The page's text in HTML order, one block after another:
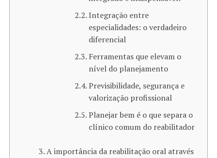
Integração entre
especialidades: o verdadeiro
diferencial
Ferramentas que elevam o
nível do planejamento
Previsibilidade, segurança e
valorização profissional
Planejar bem é o que separa o
clínico comum do reabilitador
A importância da reabilitação oral através